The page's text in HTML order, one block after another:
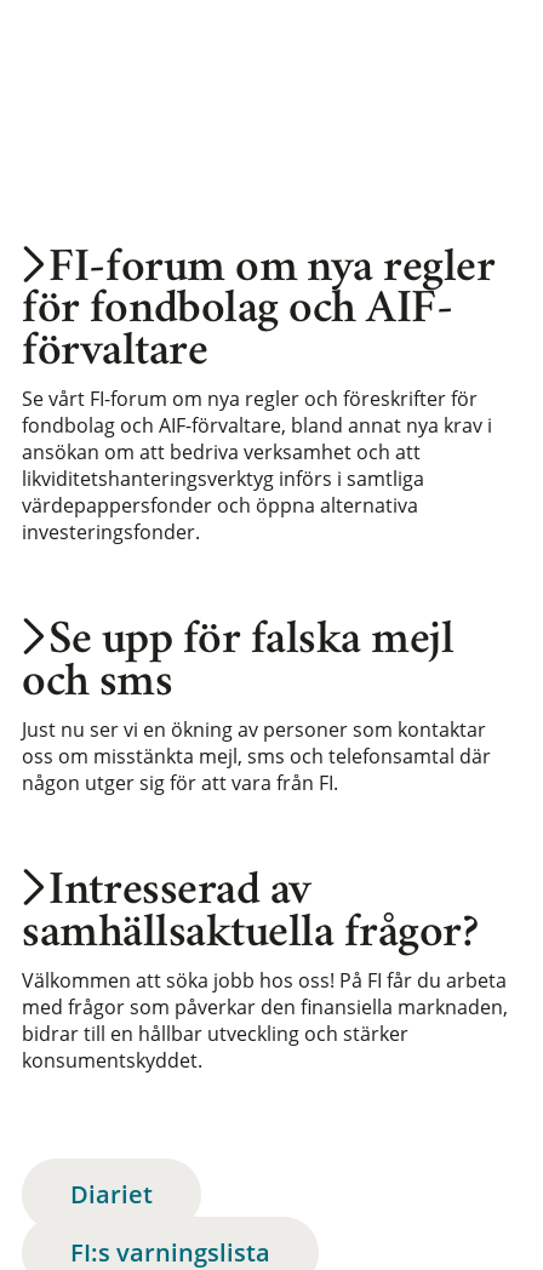
Intresserad av
samhällsaktuella frågor?
Välkommen att söka jobb hos oss! På FI får du arbeta
med frågor som påverkar den finansiella marknaden,
bidrar till en hållbar utveckling och stärker
konsumentskyddet.
Se upp för falska mejl
och sms
Just nu ser vi en ökning av personer som kontaktar
oss om misstänkta mejl, sms och telefonsamtal där
någon utger sig för att vara från FI.
FI-forum om nya regler
för fondbolag och AIF-
förvaltare
Se vårt FI-forum om nya regler och föreskrifter för
fondbolag och AIF-förvaltare, bland annat nya krav i
ansökan om att bedriva verksamhet och att
likviditetshanteringsverktyg införs i samtliga
värdepappersfonder och öppna alternativa
investeringsfonder.
Diariet
FI:s varningslista